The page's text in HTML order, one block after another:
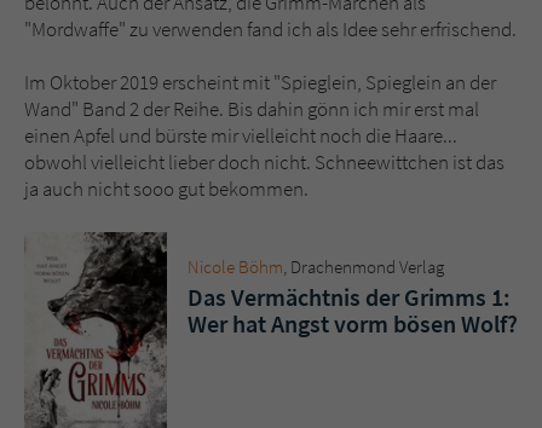
"Mordwaffe" zu verwenden fand ich als Idee sehr erfrischend.
Im Oktober 2019 erscheint mit "Spieglein, Spieglein an der
Wand" Band 2 der Reihe. Bis dahin gönn ich mir erst mal
einen Apfel und bürste mir vielleicht noch die Haare...
obwohl vielleicht lieber doch nicht. Schneewittchen ist das
ja auch nicht sooo gut bekommen.
Nicole Böhm, Drachenmond Verlag
Das Vermächtnis der Grimms 1:
Wer hat Angst vorm bösen Wolf?